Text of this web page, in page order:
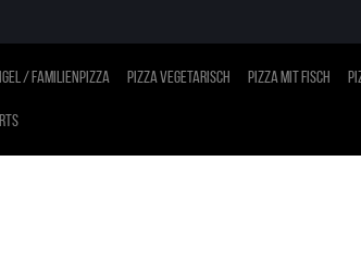
/ Familienpizza Pizza vegetarisch Pizza mit Fisch